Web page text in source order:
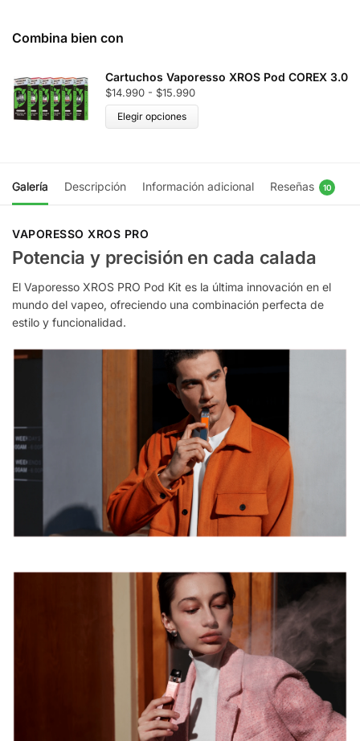
Combina bien con
Cartuchos Vaporesso XROS Pod COREX 3.0
$14.990 - $15.990
Elegir opciones
Galería Descripción Información adicional Reseñas 10
VAPORESSO XROS PRO
Potencia y precisión en cada calada
El Vaporesso XROS PRO Pod Kit es la última innovación en el
mundo del vapeo, ofreciendo una combinación perfecta de
estilo y funcionalidad.